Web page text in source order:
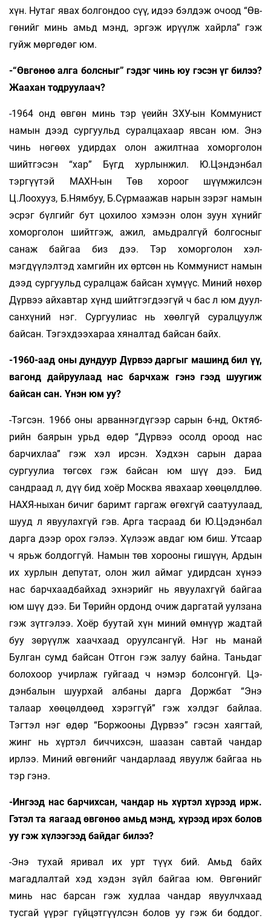
хүн. Нутаг явах болгондоо сүү, идээ бэлдэж очоод “Өв­
гөнийг минь амьд мэнд, эргэж ирүүлж хайрла” гэж
гуйж мөргөдөг юм.
-“Өвгөнөө алга болсныг” гэдэг чинь юу гэсэн үг билээ?
Жаахан тодруулаач?
-1964 онд өвгөн минь тэр үеийн ЗХУ-ын Коммунист
намын дээд сургуульд суралцахаар явсан юм. Энэ
чинь нөгөөх удирдах олон ажилт­наа хо­мор­голон
шийтгэсэн “хар” Бүгд хур­лынжил. Ю.Цэндэнбал
тэргүүтэй МАХН-ын Төв хороог шүүм­жилсэн
Ц.Лоохууз, Б.Ням­буу, Б.Сүрмаа­жав нарын зэрэг намын
эсрэг бүл­гийг бут цохилоо хэ­мээн олон зуун хүнийг
хоморголон шийтгэж, ажил, амьд­ралгүй бол­госныг
санаж байгаа биз дээ. Тэр хомор­голон хэл­
мэгдүүлэлтэд хамгийн их өрт­сөн нь Коммунист намын
дээд сургуульд су­рал­цаж байсан хүмүүс. Миний нөхөр
Дүрвээ ай­хав­тар хүнд шийтгэгдээгүй ч бас л юм дуул­
санхүний нэг. Сур­гуулиас нь хөөлгүй сурал­цуулж
байсан. Тэ­гэх­дээхараа хяналтад байсан байх.
-1960-аад оны дундуур Дүрвээ даргыг машинд бил үү,
вагонд дайруулаад нас барчхаж гэнэ гээд шуугиж
байсан сан. Үнэн юм уу?
-Тэгсэн. 1966 оны арваннэгдүгээр сарын 6-нд, Октяб­
рийн баярын урьд өдөр “Дүрвээ осолд ороод нас
барчихлаа” гэж хэл ирсэн. Хэдхэн сарын да­раа
сургуулиа төгсөх гэж байсан юм шүү дээ. Бид
сандраад л, дүү бид хоёр Москва явахаар хөө­цөлд­лөө.
НАХЯ-ныхан бичиг баримт гар­гаж өгөх­гүй саатуулаад,
шууд л явуулахгүй гэ­в. Арга тас­раад би Ю.Цэдэнбал
дарга дээр орох гэлээ. Хү­лээж авдаг юм биш. Утсаар
ч ярьж болдоггүй. На­мын төв хорооны гишүүн, Ар­дын
их хурлын депу­тат, олон жил аймаг удирд­сан хүнээ
нас бар­ч­хаадбайхад эхнэрийг нь явуулахгүй байгаа
юм шүү дээ. Би Төрийн ордонд очиж даргатай уулзана
гэж зүтгэлээ. Хоёр буутай хүн миний өмнүүр жад­­тай
буу зөрүүлж хаачхаад оруулсангүй. Нэг нь ма­най
Булган сумд байсан Отгон гэж залуу бай­на. Таньдаг
болохоор учирлаж гуйгаад ч нэ­мэр болсонгүй. Цэ­
дэнбалын шуурхай албаны дар­га Доржбат “Энэ
талаар хөөцөлдөөд хэрэггүй” гэж хэлдэг байлаа.
Тэгтэл нэг өдөр “Боржооны Дүр­­­вээ” гэсэн хаягтай,
жинг нь хүртэл биччихсэн, шаа­зан савтай чандар
ирлээ. Миний өвгөнийг чан­­­дарлаад явуулж байгаа нь
тэр гэнэ.
-Ингээд нас барчихсан, чандар нь хүртэл хүрээд ирж.
Гэтэл та яагаад өвгөнөө амьд мэнд, хүрээд ирэх болов
уу гэж хүлээгээд байдаг билээ?
-Энэ тухай яривал их урт түүх бий. Амьд байх
магадлалтай хэд хэдэн зүйл байгаа юм. Өв­гөнийг
минь нас барсан гэж худлаа чандар явуулчхаад
тусгай үүрэг гүйцэтгүүлсэн болов уу гэж би боддог.